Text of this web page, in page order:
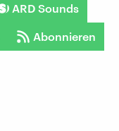
ARD Sounds
Abonnieren